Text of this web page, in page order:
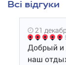
Всі відгуки
21
Добрый и
наш